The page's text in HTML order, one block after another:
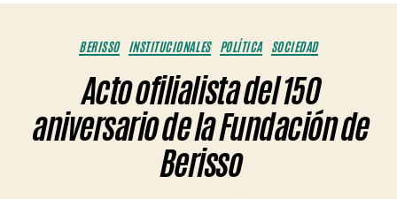
Categorías
BERISSO INSTITUCIONALES POLÍTICA SOCIEDAD
Acto ofilialista del 150
aniversario de la Fundación de
Berisso